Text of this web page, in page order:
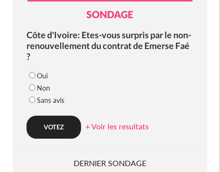
SONDAGE
Côte d'Ivoire: Etes-vous surpris par le non-
renouvellement du contrat de Emerse Faé
?
Oui
Non
Sans avis
+ Voir les resultats
DERNIER SONDAGE